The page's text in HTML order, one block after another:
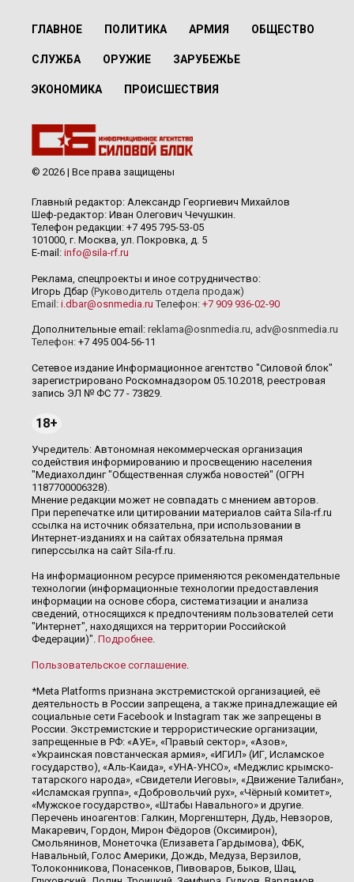
ГЛАВНОЕ ПОЛИТИКА АРМИЯ ОБЩЕСТВО
СЛУЖБА ОРУЖИЕ ЗАРУБЕЖЬЕ
ЭКОНОМИКА ПРОИСШЕСТВИЯ
© 2026 | Все права защищены
Главный редактор: Александр Георгиевич Михайлов
Шеф-редактор: Иван Олегович Чечушкин.
Телефон редакции: +7 495 795-53-05
101000, г. Москва, ул. Покровка, д. 5
E-mail: info@sila-rf.ru
Реклама, спецпроекты и иное сотрудничество:
Игорь Дбар (Руководитель отдела продаж)
Email: i.dbar@osnmedia.ru Телефон: +7 909 936-02-90
Дополнительные email: reklama@osnmedia.ru adv@osnmedia.ru
Телефон: +7 495 004-56-11
Сетевое издание Информационное агентство "Силовой блок"
зарегистрировано Роскомнадзором 05.10.2018, реестровая
запись ЭЛ № ФС 77 - 73829.
18+
Учредитель: Автономная некоммерческая организация
содействия информированию и просвещению населения
"Медиахолдинг "Общественная служба новостей" (ОГРН
1187700006328).
Мнение редакции может не совпадать с мнением авторов.
При перепечатке или цитировании материалов сайта Sila-rf.ru
ссылка на источник обязательна, при использовании в
Интернет-изданиях и на сайтах обязательна прямая
гиперссылка на сайт Sila-rf.ru.
На информационном ресурсе применяются рекомендательные
технологии (информационные технологии предоставления
информации на основе сбора, систематизации и анализа
сведений, относящихся к предпочтениям пользователей сети
"Интернет", находящихся на территории Российской
Федерации)". Подробнее
Пользовательское соглашение
*Meta Platforms признана экстремистской организацией, её
деятельность в России запрещена, а также принадлежащие ей
социальные сети Facebook и Instagram так же запрещены в
России. Экстремистские и террористические организации,
запрещенные в РФ: «АУЕ», «Правый сектор», «Азов»,
«Украинская повстанческая армия», «ИГИЛ» (ИГ, Исламское
государство), «Аль-Каида», «УНА-УНСО», «Меджлис крымско-
татарского народа», «Свидетели Иеговы», «Движение Талибан»,
«Исламская группа», «Добровольчий рух», «Чёрный комитет»,
«Мужское государство», «Штабы Навального» и другие.
Перечень иноагентов: Галкин, Моргенштерн, Дудь, Невзоров,
Макаревич, Гордон, Мирон Фёдоров (Оксимирон),
Смольянинов, Монеточка (Елизавета Гардымова), ФБК,
Навальный, Голос Америки, Дождь, Медуза, Верзилов,
Толоконникова, Понасенков, Пивоваров, Быков, Шац,